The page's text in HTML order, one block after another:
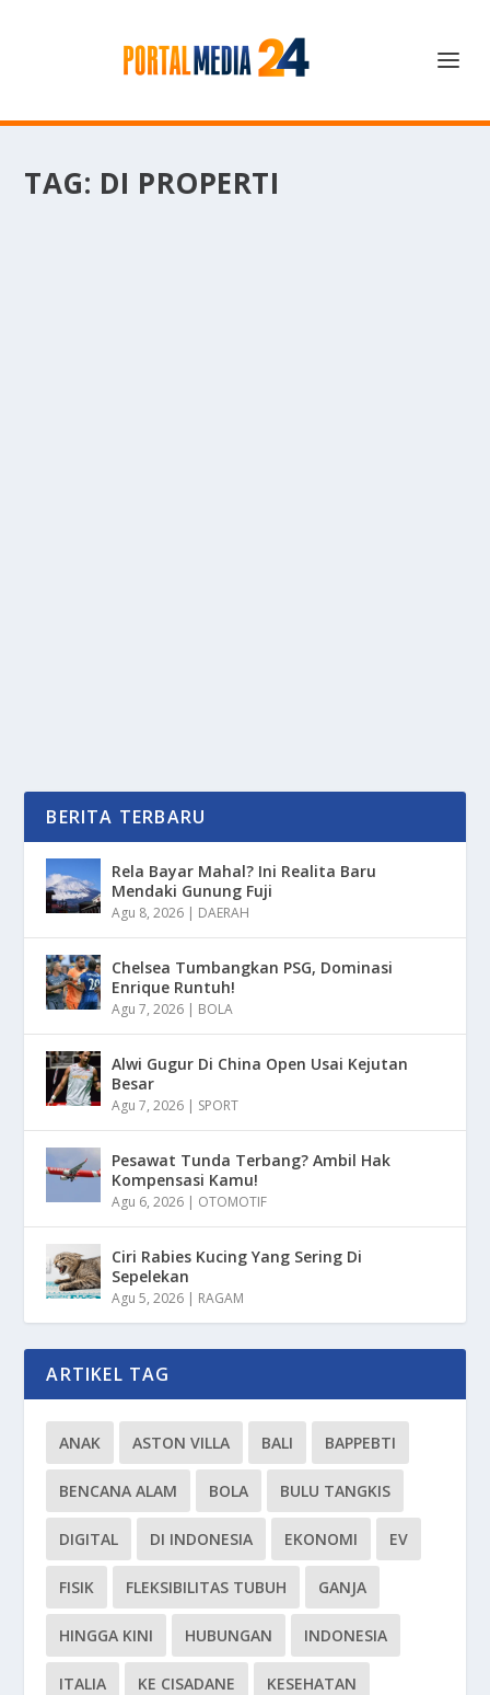
TAG: DI PROPERTI
BERITA TERBARU
Rela Bayar Mahal? Ini Realita Baru
Mendaki Gunung Fuji
Agu 8, 2026 | DAERAH
Chelsea Tumbangkan PSG, Dominasi
Enrique Runtuh!
Agu 7, 2026 | BOLA
Alwi Gugur Di China Open Usai Kejutan
Besar
Agu 7, 2026 | SPORT
Pesawat Tunda Terbang? Ambil Hak
Kompensasi Kamu!
Agu 6, 2026 | OTOMOTIF
Ciri Rabies Kucing Yang Sering Di
Sepelekan
Agu 5, 2026 | RAGAM
ARTIKEL TAG
ANAK ASTON VILLA BALI BAPPEBTI
BENCANA ALAM BOLA BULU TANGKIS
DIGITAL DI INDONESIA EKONOMI EV
FISIK FLEKSIBILITAS TUBUH GANJA
HINGGA KINI HUBUNGAN INDONESIA
ITALIA KE CISADANE KESEHATAN